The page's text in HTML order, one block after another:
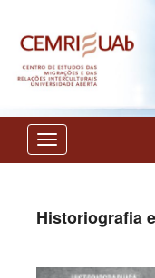
CEMRI
Historiografia